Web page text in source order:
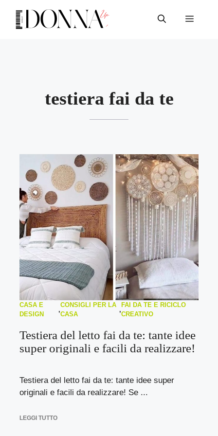
contenuto
Menu
testiera fai da te
CASA E
DESIGN
,
CONSIGLI PER LA
CASA
,
FAI DA TE E RICICLO
CREATIVO
Testiera del letto fai da te: tante idee
super originali e facili da realizzare!
Testiera del letto fai da te: tante idee super
originali e facili da realizzare! Se ...
LEGGI TUTTO